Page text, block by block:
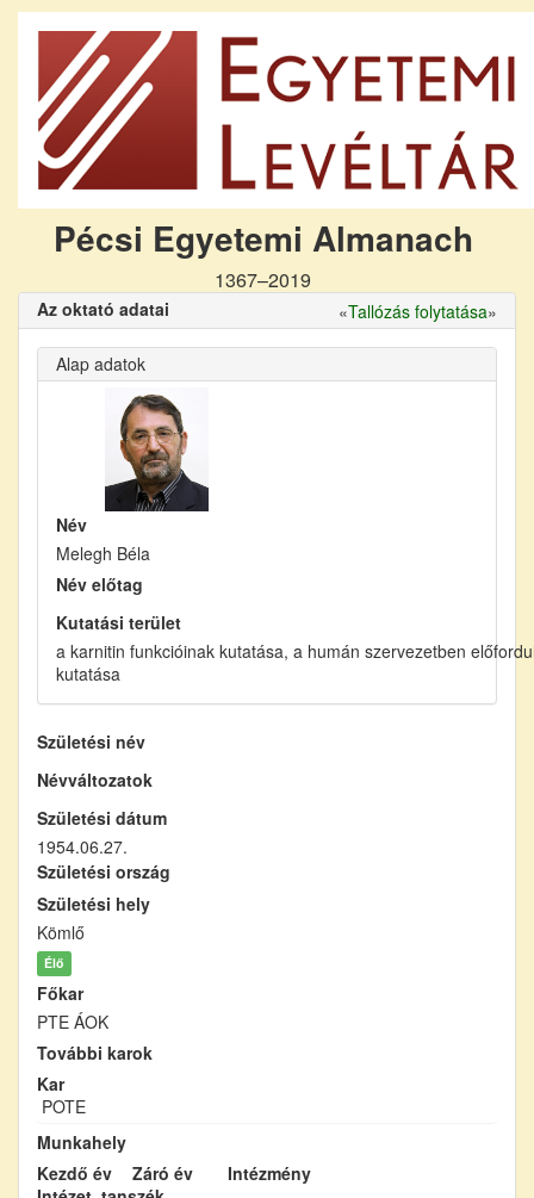
Pécsi Egyetemi Almanach
1367–2019
Az oktató adatai «Tallózás folytatása»
Alap adatok
Név
Melegh Béla
Név előtag
Kutatási terület
a karnitin funkcióinak kutatása, a humán szervezetben
kutatása
Születési név
Névváltozatok
Születési dátum
1954.06.27.
Születési ország
Születési hely
Kömlő
Élő
Főkar
PTE ÁOK
További karok
Kar
POTE
Munkahely
Kezdő év
Záró év
Intézmény